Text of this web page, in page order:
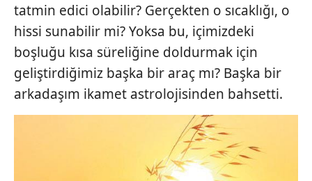
tatmin edici olabilir? Gerçekten o sıcaklığı, o
hissi sunabilir mi? Yoksa bu, içimizdeki
boşluğu kısa süreliğine doldurmak için
geliştirdiğimiz başka bir araç mı? Başka bir
arkadaşım ikamet astrolojisinden bahsetti.